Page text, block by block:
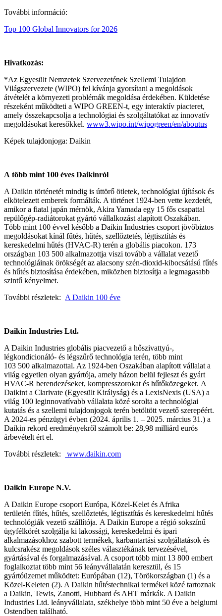
További információ:
Top 100 Global Innovators for 2026
Hivatkozás:
*Az Egyesült Nemzetek Szervezetének Szellemi Tulajdon
Világszervezete (WIPO) fel kívánja gyorsítani a megoldások
átvételét a környezeti problémák megoldása érdekében. Küldetése
részeként működteti a WIPO GREEN-t, egy interaktív piacteret,
amely összekapcsolja a technológiai és szolgáltatókat az innovatív
megoldásokat keresőkkel. www3.wipo.int/wipogreen/en/aboutus
Képek tulajdonjoga: Daikin
A több mint 100 éves Daikinról
A Daikin történetét mindig is úttörő ötletek, technológiai újítások és
elkötelezett emberek formálták. A történet 1924-ben vette kezdetét,
amikor a fiatal japán mérnök, Akira Yamada egy 15 fős csapattal
repülőgép-radiátorokat gyártó vállalkozást alapított Oszakában.
Több mint 100 évvel később a Daikin Industries csoport jövőbiztos
megoldásokat kínál fűtés, hűtés, szellőztetés, légtisztítás és
kereskedelmi hűtés (HVAC-R) terén a globális piacokon. 173
országban 103 500 alkalmazottja viszi tovább a vállalat vezető
technológiáinak örökségét az alacsony szén-dioxid-kibocsátású fűtés
és hűtés biztosítása érdekében, miközben biztosítja a legmagasabb
szintű kényelmet.
További részletek: A Daikin 100 éve
Daikin Industries Ltd.
A Daikin Industries globális piacvezető a hőszivattyú-,
légkondicionáló- és légszűrő technológia terén, több mint
103 500 alkalmazottal. Az 1924-ben Oszakában alapított vállalat a
világ egyetlen olyan gyártója, amely házon belül fejleszt és gyárt
HVAC-R berendezéseket, kompresszorokat és hűtőközegeket. A
Daikint a Clarivate (Egyesült Királyság) és a LexisNexis (USA) a
világ 100 leginnovatívabb vállalata közé sorolta a technológiai
kutatás és a szellemi tulajdonjogok terén betöltött vezető szerepéért.
A 2024-es pénzügyi évben (2024. április 1. – 2025. március 31.) a
Daikin rekord eredményekről számolt be: 28,98 milliárd eurós
árbevételt ért el.
További részletek:
www.daikin.com
Daikin Europe N.V.
A Daikin Europe csoport Európa, Közel-Kelet és Afrika
területén fűtés, hűtés, szellőztetés, légtisztítás és kereskedelmi hűtés
technológiák vezető szállítója. A Daikin Europe a régió sokszínű
ügyfélkörét szolgálja ki lakossági, kereskedelmi és ipari
alkalmazásokhoz szabott termékek, karbantartási szolgáltatások és
kulcsrakész megoldások széles választékának tervezésével,
gyártásával és forgalmazásával. A csoport több mint 13 800 embert
foglalkoztat több mint 56 leányvállalatán keresztül, és 15
gyártóüzemet működtet: Európában (12), Törökországban (1) és a
Közel-Keleten (2). A Daikin hűtéstechnikai termékei közé tartoznak
a Daikin, Tewis, Zanotti, Hubbard és AHT márkák. A Daikin
Industries Ltd. leányvállalata, székhelye több mint 50 éve a belgiumi
Ostendben található.